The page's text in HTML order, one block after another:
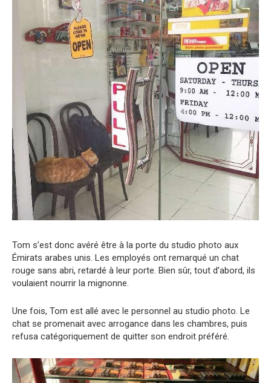
Tom s’est donc avéré être à la porte du studio photo aux
Émirats arabes unis. Les employés ont remarqué un chat
rouge sans abri, retardé à leur porte. Bien sûr, tout d’abord, ils
voulaient nourrir la mignonne.
Une fois, Tom est allé avec le personnel au studio photo. Le
chat se promenait avec arrogance dans les chambres, puis
refusa catégoriquement de quitter son endroit préféré.